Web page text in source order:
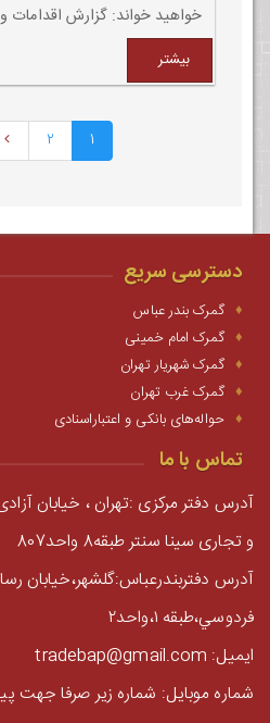
خواهید خواند: گزارش اقدامات
ترخیص کالاهای اساسی و مواد
بیشتر
1
2
دسترسی سریع
گمرک بندر عباس
گمرک امام خمینی
گمرک شهریار تهران
گمرک غرب تهران
حواله‌های بانکی و اعتباراسنادی
تماس با ما
آدرس دفتر مرکزی :تهران ، خیابان
و تجاری سینا سنتر طبقه8 واحد807
آدرس دفتربندرعباس:گلشهر،خيابان
فردوسي،طبقه ١،واحد٢
ایمیل: tradebap@gmail.com
شماره موبایل: شماره زیر صرفا جهت پیام می